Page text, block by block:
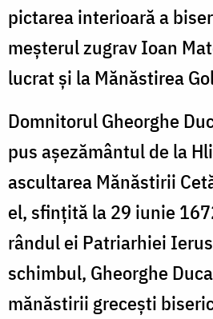
pictarea interioară a
meșterul zugrav Ioan
lucrat și la Mănăstirea
Domnitorul Gheorghe
pus așezământul de la
ascultarea Mănăstirii
el, sfințită la 29 iunie
rândul ei Patriarhiei
schimbul, Gheorghe
mănăstirii grecești